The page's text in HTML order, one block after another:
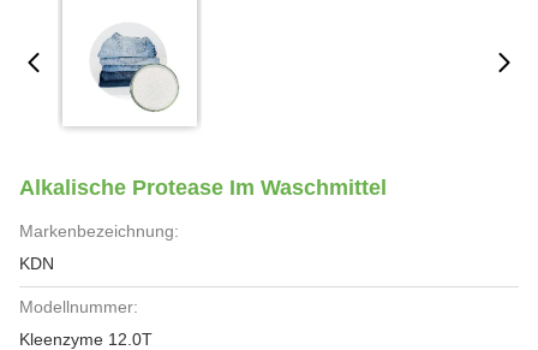
Alkalische Protease Im Waschmittel
Markenbezeichnung:
KDN
Modellnummer:
Kleenzyme 12.0T